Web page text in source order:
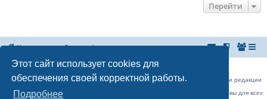
Этот сайт использует cookies для
обеспечения своей корректной работы.
Подробнее
Перейти
На главную Список форумов
Российская Ассоциация Развития Игорного Бизнеса
Эл. почта:
admin@rarib.ru
office@rarib.ru
использование материалов сайта возможно только при письменном согласии редакции
На нашем портале правила размещения объявлений и информации одинаковы для всех